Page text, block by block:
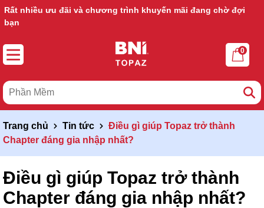
Rất nhiều ưu đãi và chương trình khuyến mãi đang chờ đợi
bạn
0
Trang chủ Tin tức
Điều gì giúp Topaz trở thành
Chapter đáng gia nhập nhất?
Điều gì giúp Topaz trở thành
Chapter đáng gia nhập nhất?